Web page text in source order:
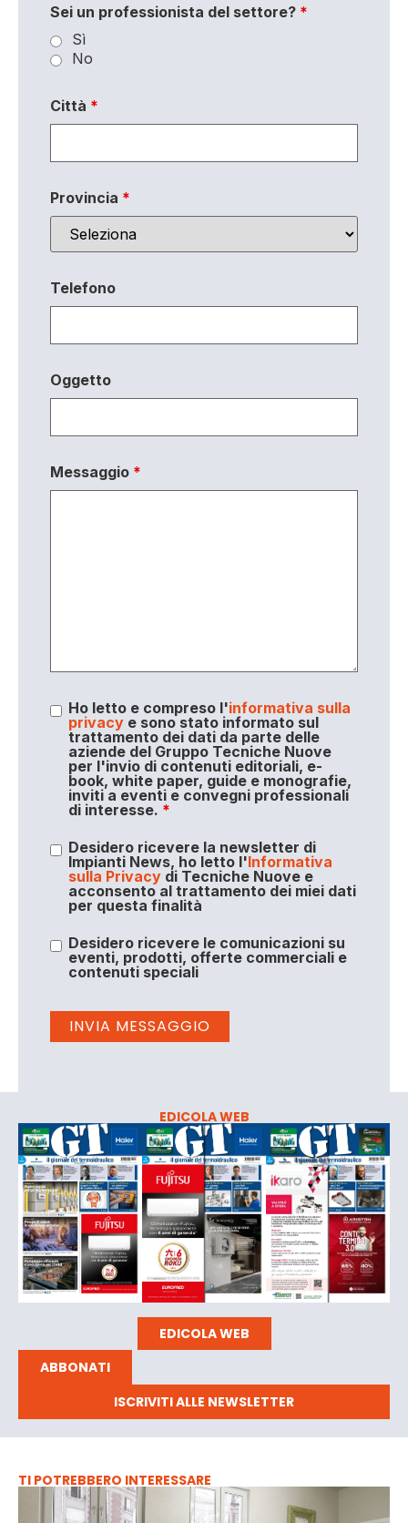
Sei un professionista del settore? *
Sì
No
Città *
Provincia *
Telefono
Oggetto
Messaggio *
Ho letto e compreso l'informativa sulla
privacye sono stato informato sul
trattamento dei dati da parte delle
aziende del Gruppo Tecniche Nuove
per l'invio di contenuti editoriali, e-
book, white paper, guide e monografie,
inviti a eventi e convegni professionali
di interesse. *
Desidero ricevere la newsletter di
Impianti News, ho letto l'Informativa
sulla Privacydi Tecniche Nuove e
acconsento al trattamento dei miei dati
per questa finalità
Desidero ricevere le comunicazioni su
eventi, prodotti, offerte commerciali e
contenuti speciali
EDICOLA WEB
EDICOLA WEB
ABBONATI
ISCRIVITI ALLE NEWSLETTER
TI POTREBBERO INTERESSARE